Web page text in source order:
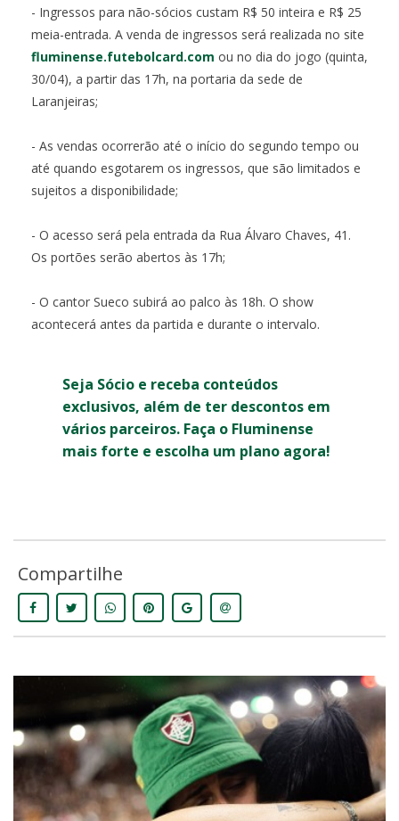
- Ingressos para não-sócios custam R$ 50 inteira e R$ 25
meia-entrada. A venda de ingressos será realizada no site
fluminense.futebolcard.com ou no dia do jogo (quinta,
30/04), a partir das 17h, na portaria da sede de
Laranjeiras;
- As vendas ocorrerão até o início do segundo tempo ou
até quando esgotarem os ingressos, que são limitados e
sujeitos a disponibilidade;
- O acesso será pela entrada da Rua Álvaro Chaves, 41.
Os portões serão abertos às 17h;
- O cantor Sueco subirá ao palco às 18h. O show
acontecerá antes da partida e durante o intervalo.
Seja Sócio e receba conteúdos
exclusivos, além de ter descontos em
vários parceiros. Faça o Fluminense
mais forte e escolha um plano agora!
Compartilhe